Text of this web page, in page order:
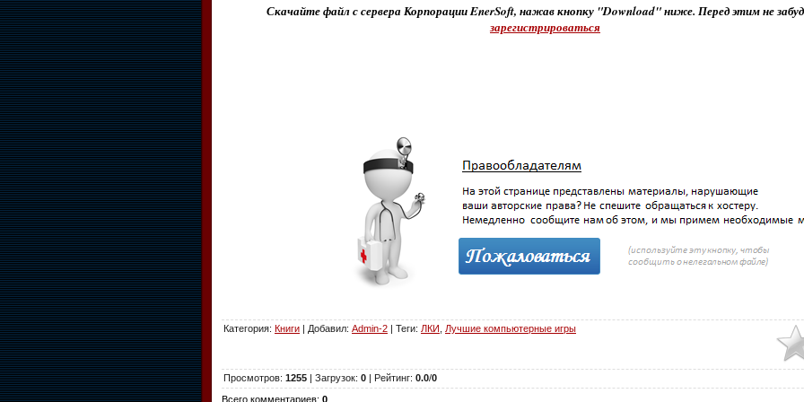
Скачайте файл с сервера Корпорации EnerSoft, нажав кнопку "Download" ниже. Перед этим не
зарегистрироваться
Категория: Книги | Добавил: Admin-2 | Теги: ЛКИ Лучшие компьютерные игры
Просмотров: 1255 | Загрузок: 0 | Рейтинг: 0.0/0
Всего комментариев: 0